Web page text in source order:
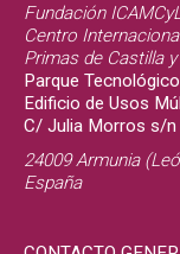
Fundación
Centro
Primas de Castilla
Parque
Edificio de Usos
C/ Julia Morros s/n
24009 Armunia
España